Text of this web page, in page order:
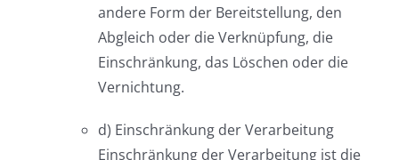
andere Form der Bereitstellung, den
Abgleich oder die Verknüpfung, die
Einschränkung, das Löschen oder die
Vernichtung.
d) Einschränkung der Verarbeitung
Einschränkung der Verarbeitung ist die